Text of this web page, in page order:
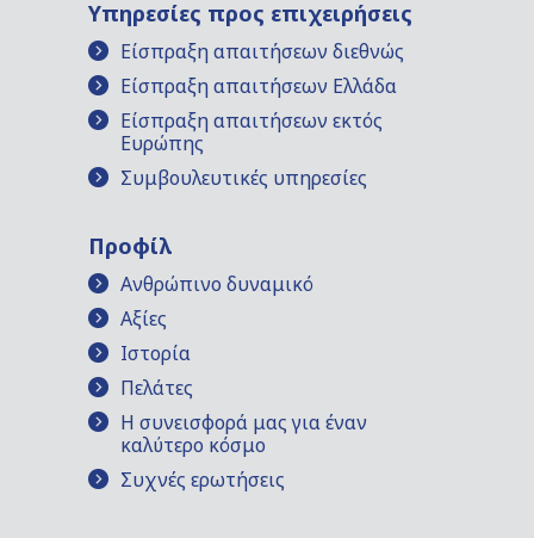
Υπηρεσίες προς επιχειρήσεις
Είσπραξη απαιτήσεων διεθνώς
Είσπραξη απαιτήσεων Ελλάδα
Είσπραξη απαιτήσεων εκτός
Ευρώπης
Συμβουλευτικές υπηρεσίες
Προφίλ
Ανθρώπινο δυναμικό
Αξίες
Ιστορία
Πελάτες
Η συνεισφορά μας για έναν
καλύτερο κόσμο
Συχνές ερωτήσεις